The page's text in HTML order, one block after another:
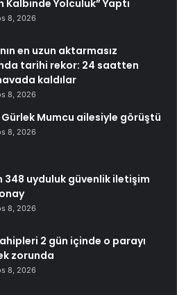
Kalbinde Yolculuk” Yaptı
8, 2026
en uzun aktarmasız
tarihi rekor: 24 saatten
kaldılar
8, 2026
Gürlek Mumcu ailesiyle görüştü
8, 2026
348 uyduluk güvenlik iletişim
8, 2026
2 gün içinde o parayı
zorunda
8, 2026